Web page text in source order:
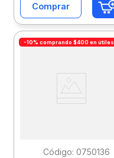
Comprar
-10% comprando $400 en útiles
: 0750136